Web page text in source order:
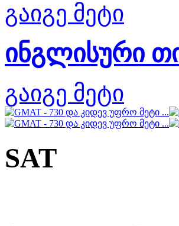
გაიგე მეტი
ინგლისური
გაიგე მეტი
SAT